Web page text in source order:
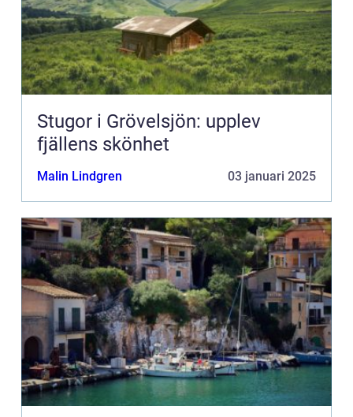
Stugor i Grövelsjön: upplev
fjällens skönhet
Malin Lindgren 03 januari 2025